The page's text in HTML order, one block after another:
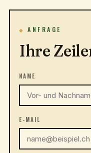
ANFRAGE
Ihre
NAME
E-MAIL